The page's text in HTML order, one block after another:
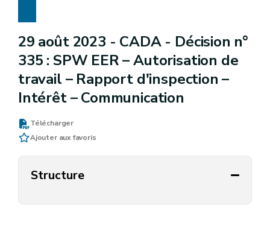
29 août 2023 - CADA - Décision n°
335 : SPW EER – Autorisation de
travail – Rapport d'inspection –
Intérêt – Communication
Télécharger
Ajouter aux favoris
Structure